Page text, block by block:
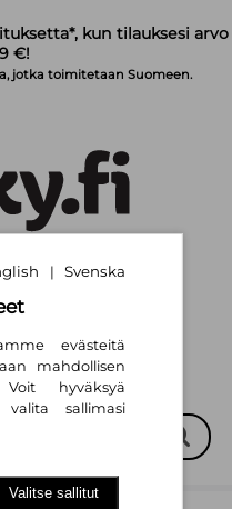
kun tilauksesi arvo
€!
jotka toimitetaan Suomeen.
| Svenska
| Svenska
evästeitä
mahdollisen
Voit hyväksyä
sallimasi
Valitse sallitut